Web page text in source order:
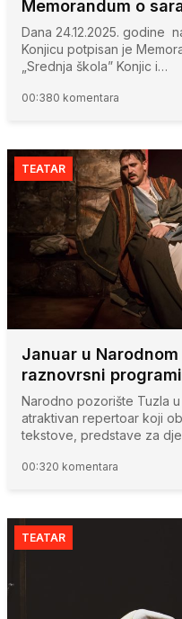
Memorandum o
Dana 24.12.2025. godine
Konjicu potpisan je
„Srednja škola” Konjic i…
00:380 komentara
TEATAR
Januar u
raznovrsni
Narodno pozorište Tuzla
atraktivan repertoar koji
tekstove, predstave za
00:320 komentara
TEATAR